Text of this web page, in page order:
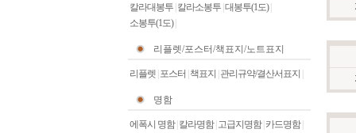
칼라대봉투 칼라소봉투 대봉투(1도)|
소봉투(1도)|
리플렛/포스터/책표지/노트표지
리플렛 포스터 책표지 관리규약/결산서표지
명함
에폭시 명함| 칼라명함| 고급지명함| 카드명함|